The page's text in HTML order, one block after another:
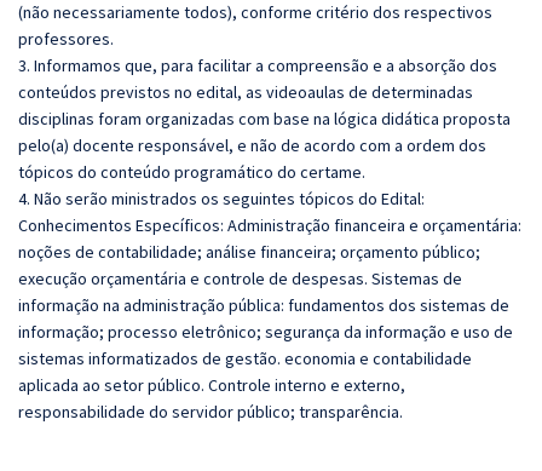
(não necessariamente todos), conforme critério dos respectivos
professores.
3. Informamos que, para facilitar a compreensão e a absorção dos
conteúdos previstos no edital, as videoaulas de determinadas
disciplinas foram organizadas com base na lógica didática proposta
pelo(a) docente responsável, e não de acordo com a ordem dos
tópicos do conteúdo programático do certame.
4. Não serão ministrados os seguintes tópicos do Edital:
Conhecimentos Específicos: Administração financeira e orçamentária:
noções de contabilidade; análise financeira; orçamento público;
execução orçamentária e controle de despesas. Sistemas de
informação na administração pública: fundamentos dos sistemas de
informação; processo eletrônico; segurança da informação e uso de
sistemas informatizados de gestão. economia e contabilidade
aplicada ao setor público. Controle interno e externo,
responsabilidade do servidor público; transparência.